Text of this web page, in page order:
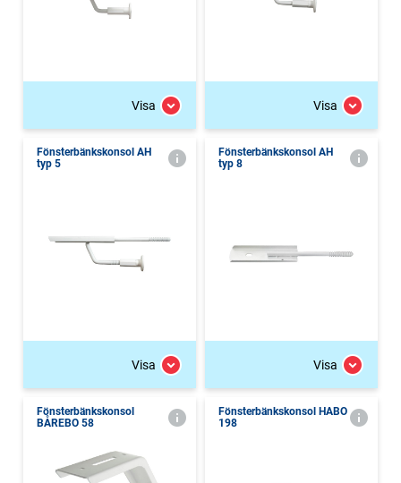
Visa Visa
Fönsterbänkskonsol AH
typ 5
Visa
Fönsterbänkskonsol AH
typ 8
Visa
Fönsterbänkskonsol
BÅREBO 58
Fönsterbänkskonsol HABO
198